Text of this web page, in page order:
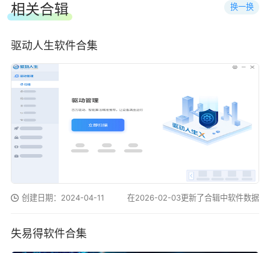
相关合辑 换一换
驱动人生软件合集
创建日期：2024-04-11 在2026-02-03更新了合辑中软件数据
失易得软件合集